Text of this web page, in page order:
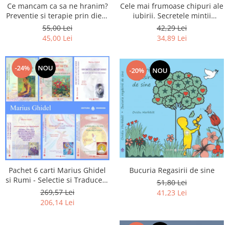
Ce mancam ca sa ne hranim?
Preventie si terapie prin dieta
in bolile cardiovasculare si in
diabetul zaharat
55,00 Lei
45,00 Lei
Cele mai frumoase chipuri ale
iubirii. Secretele mintii
omenesti in opera marelui
initiat, Rumi
42,29 Lei
34,89 Lei
-24% NOU
Pachet 6 carti Marius Ghidel
si Rumi - Selectie si Traducere
de Marius Ghidel
269,57 Lei
206,14 Lei
-20% NOU
Bucuria Regasirii de sine
51,80 Lei
41,23 Lei